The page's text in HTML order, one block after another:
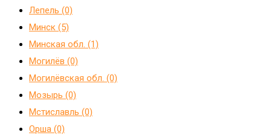
Лепель (0)
Минск (5)
Минская обл. (1)
Могилёв (0)
Могилёвская обл. (0)
Мозырь (0)
Мстиславль (0)
Орша (0)